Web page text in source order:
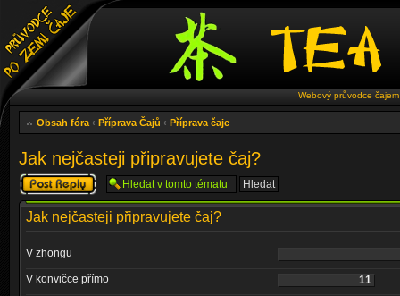
Webový průvodce
Obsah fóra ‹ Příprava Čajů ‹ Příprava čaje
Jak nejčasteji připravujete čaj?
Odeslat odpověď
Jak nejčasteji připravujete čaj?
V zhongu
V konvičce přímo
11